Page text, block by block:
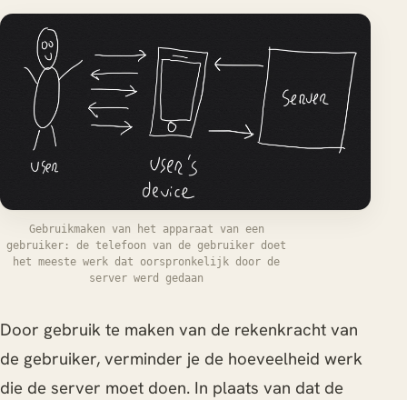
Gebruikmaken van het apparaat van een
gebruiker: de telefoon van de gebruiker doet
het meeste werk dat oorspronkelijk door de
server werd gedaan
Door gebruik te maken van de rekenkracht van
de gebruiker, verminder je de hoeveelheid werk
die de server moet doen. In plaats van dat de